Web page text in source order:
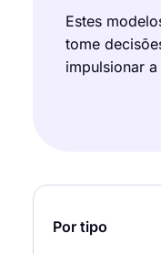
Estes
tome
impulsionar
Por tipo